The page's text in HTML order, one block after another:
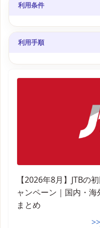
利用条件
JTBトラベルメンバー会員で
予約・宿泊対象期間内であるこ
クーポンの利用枚数が上限に
利用手順
予約手続き中に該当のクーポ
【2026年8月】JTBの
ャンペーン｜国内・
まとめ